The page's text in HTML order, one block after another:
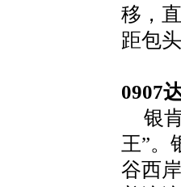
移，
距包
0907
银
王”。
谷西